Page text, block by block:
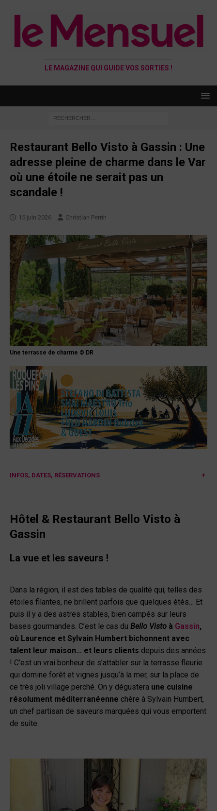
LE MAGAZINE QUI GUIDE VOS SORTIES !
Restaurant Bello Visto à Gassin : Une
adresse pleine de charme dans le Var
où une étoile ne serait pas un
scandale !
15 juin 2026 Christian Perrin
Une terrasse de charme © DR
INFOS, DATES, RÉSERVATIONS +
Hôtel & Restaurant Bello Visto à
Gassin
La vue et les saveurs !
Dans la région, il est des tables de qualité qui, telles des
étoiles filantes, ne brillent parfois que quelques étés… Et
puis il y a des astres stables, bien campés sur leurs
bases gourmandes. C’est le cas du Bello Visto à Gassin,
où Laurence et Sylvain Humbert bichonnent avec
talent leur maison… et leurs clients depuis des années
! C’est un vrai bonheur de s’attabler sur la terrasse fleurie
qui domine forêt et vignes jusqu’à la mer, sur la place de
ce très joli village perché. On y dégustera une cuisine
résolument méditerranéenne chère à Sylvain Humbert,
un chef partisan de saveurs marquées qui vous emportent
de suite.